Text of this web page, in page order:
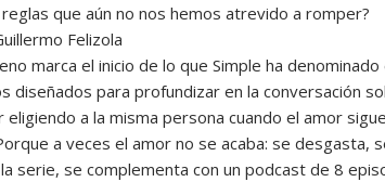
que aún no nos hemos atrevido a romper?
Felizola
marca el inicio de lo que Simple ha
diseñados para profundizar en la conversación
eligiendo a la misma persona cuando el amor
a veces el amor no se acaba: se desgasta,
la serie, se complementa con un podcast de 8